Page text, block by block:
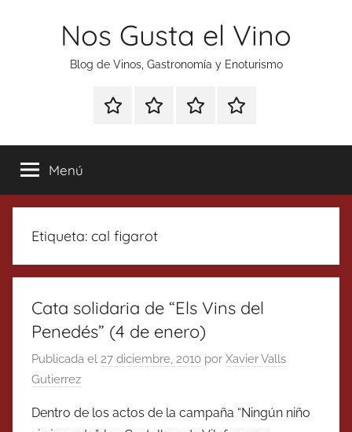
Nos Gusta el Vino
Blog de Vinos, Gastronomía y Enoturismo
Especial
Tonics
Enoturismo
Gastronomía
RankingContacto
Menú
Etiqueta: cal figarot
Cata solidaria de “Els Vins del
Penedés” (4 de enero)
Publicada el 27 diciembre, 2010 por Xavier Valls
Gutierrez
Dentro de los actos de la campaña “Ningún niño